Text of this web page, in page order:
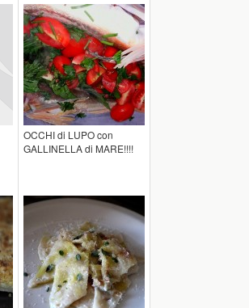
OCCHI di LUPO con
GALLINELLA di MARE!!!!